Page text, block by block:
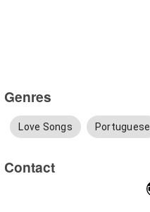
Genres
Love Songs Portuguese
Contact